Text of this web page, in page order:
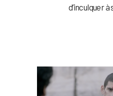
d’inculquer à